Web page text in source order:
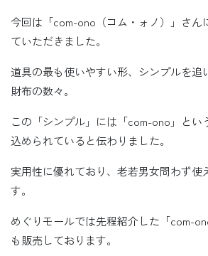
今回は「com-ono（コム・ォノ）」さん
ていただきました。
道具の最も使いやすい形、シンプルを追
財布の数々。
この「シンプル」には「com-ono」とい
込められていると伝わりました。
実用性に優れており、老若男女問わず使
す。
めぐりモールでは先程紹介した「com-
も販売しております。